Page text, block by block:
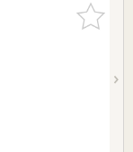
お気に入
りに追加